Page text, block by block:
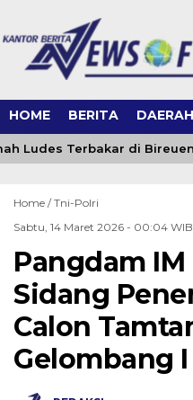
HOME BERITA DAERAH
Ludes Terbakar di Bireuen
Home /Tni-Polri
Sabtu, 14 Maret 2026 - 00:04 WIB
Pangdam
Sidang
Calon
Gelombang